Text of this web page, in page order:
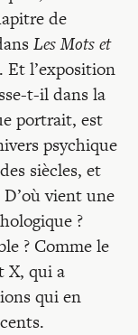
de
Les Mots et
Et l’exposition
t-il dans la
portrait, est
psychique
siècles, et
vient une
?
? Comme le
X, qui a
qui en